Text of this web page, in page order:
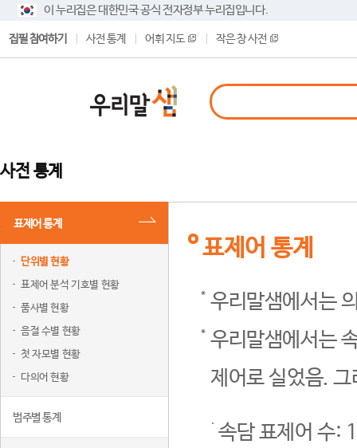
이 누리집은 대한민국 공식 전자정부 누리집입니다.
집필 참여하기 사전 통계 어휘 지도 작은 창 사전
사전 통계
표제어 통계
단위별 현황
표제어 분석 기호별 현황
품사별 현황
음절 수별 현황
첫 자모별 현황
다의어 현황
범주별 통계
표제어 통계
우리말샘에서는
우리말샘에서는
제어로 실었음.
속담 표제어 수: